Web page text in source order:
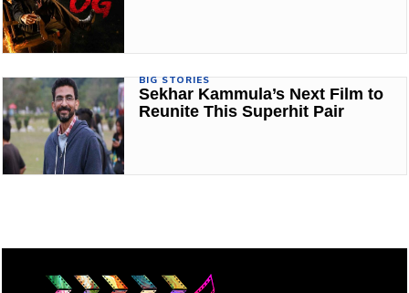
BIG STORIES
Sekhar Kammula’s Next Film to
Reunite This Superhit Pair